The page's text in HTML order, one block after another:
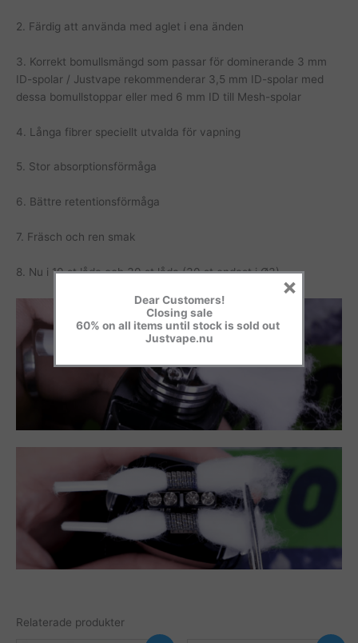
2. Färdig att använda med aglet i ena änden
3. Korrekt bomullsmängd som passar för dominerande 3 mm
ID-spolar / Justvape rekommenderar 3,5 mm ID-spolar med
dessa bomullstoppar eller med 6 mm ID till Mesh-spolar
4. Långa fibrer speciellt utvalda för vapning
5. Stor absorptionsförmåga
6. Bättre retentionsförmåga
7. Fräsch och ren smak
8. Nu i 10 st låda och 30 st låda (30 st endast i Ø3)
Relaterade produkter
Dear Customers!
Closing sale
60% on all items until stock is sold out
Justvape.nu
×